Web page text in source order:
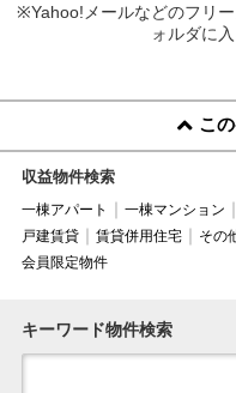
※Yahoo!メールなどのフリ
ォルダに
こ
収益物件検索
一棟アパート 一棟マンション
戸建賃貸
賃貸併用住宅 その
会員限定物件
キーワード物件検索